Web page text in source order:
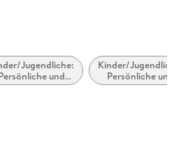
3
Jugendliche:
und
Themen:
Kinder/
Persönliche und
soziale Themen: